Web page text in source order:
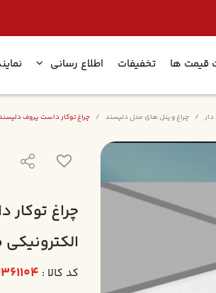
قیمت ها تخفیفات اطلاع رسانی
چراغ و پنل های مدل دلپسند چراغ توکار داست پروف دلپسند 36*3 ابعاد 60*60 سفيد الکترونيکي طلق کريستال درب آلومينيوم بدون
کد کالا :